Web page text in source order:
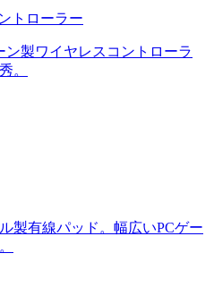
トローラー
ン製ワイヤレスコントローラ
。
製有線パッド。幅広いPCゲー